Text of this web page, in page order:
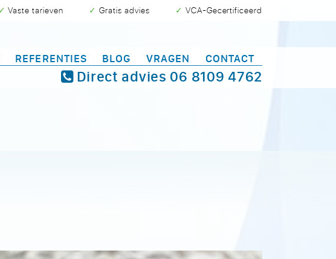
Direct advies 06 8109 4762
✓ Vaste tarieven ✓ Gratis advies ✓ VCA-Gecertificeerd
REFERENTIES BLOG VRAGEN CONTACT